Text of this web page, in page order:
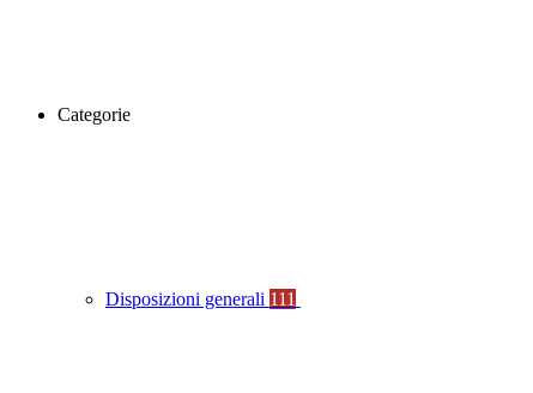
Categorie
Disposizioni generali 111